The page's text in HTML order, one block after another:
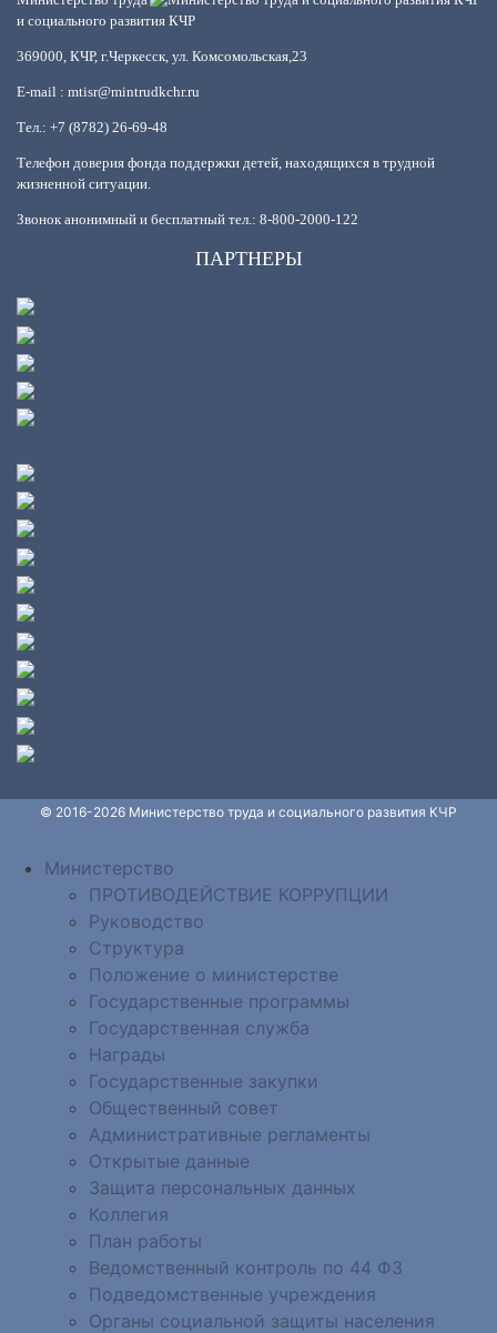
и социального развития КЧР
369000, КЧР, г.Черкесск, ул. Комсомольская,23
E-mail : mtisr@mintrudkchr.ru
Тел.: +7 (8782) 26-69-48
Телефон доверия фонда поддержки детей, находящихся в трудной
жизненной ситуации.
Звонок анонимный и бесплатный тел.: 8-800-2000-122
ПАРТНЕРЫ
© 2016-2026 Министерство труда и социального развития КЧР
Министерство
ПРОТИВОДЕЙСТВИЕ КОРРУПЦИИ
Руководство
Структура
Положение о министерстве
Государственные программы
Государственная служба
Награды
Государственные закупки
Общественный совет
Административные регламенты
Открытые данные
Защита персональных данных
Коллегия
План работы
Ведомственный контроль по 44 ФЗ
Подведомственные учреждения
Органы социальной защиты населения